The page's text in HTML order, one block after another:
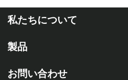
私たちについて
製品
お問い合わせ